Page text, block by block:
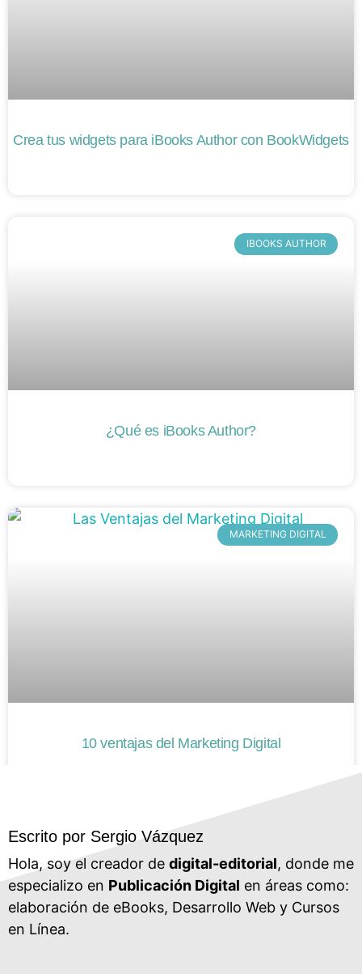
Crea tus widgets para iBooks Author con BookWidgets
IBOOKS AUTHOR
¿Qué es iBooks Author?
MARKETING DIGITAL
10 ventajas del Marketing Digital
Escrito por Sergio Vázquez
Hola, soy el creador de digital-editorial, donde me
especializo en Publicación Digital en áreas como:
elaboración de eBooks, Desarrollo Web y Cursos
en Línea.